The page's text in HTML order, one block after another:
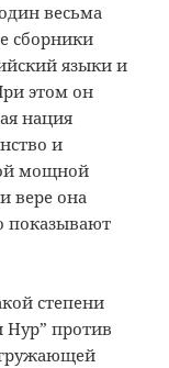
весьма
сборники
языки и
этом он
нация
и
мощной
вере она
показывают
степени
Нур” против